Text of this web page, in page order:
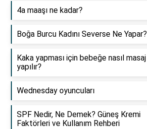
4a maaşı ne kadar?
Boğa Burcu Kadını Severse Ne Yapar?
Kaka yapması için bebeğe nasıl masaj
yapılır?
Wednesday oyuncuları
SPF Nedir, Ne Demek? Güneş Kremi
Faktörleri ve Kullanım Rehberi